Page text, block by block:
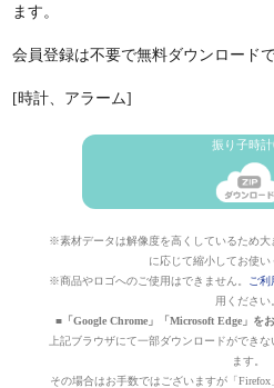
ます。
会員登録は不要で無料ダウンロードで
[時計、アラーム]
振り子時計
※素材データは解像度を高くしているため
に応じて縮小してお使い
※商品やロゴへのご使用はできません。
ご利
用ください
■「Google Chrome」「Microsoft Edge」を
上記ブラウザにて一部ダウンロードができ
ます。
その場合はお手数ではございますが「